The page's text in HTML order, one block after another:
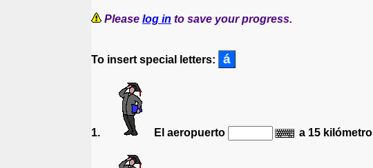
Please log in to save your progress.
To insert special letters:
1. El aeropuerto a 15